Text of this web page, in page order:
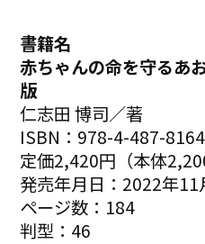
書籍名
赤ちゃんの命を守るあ
版
仁志田 博司／著
ISBN：978-4-487-
定価2,420円（本体
発売年月日：2022年11
ページ数：184
判型：46